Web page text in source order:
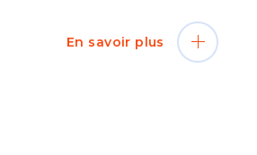
En savoir plus